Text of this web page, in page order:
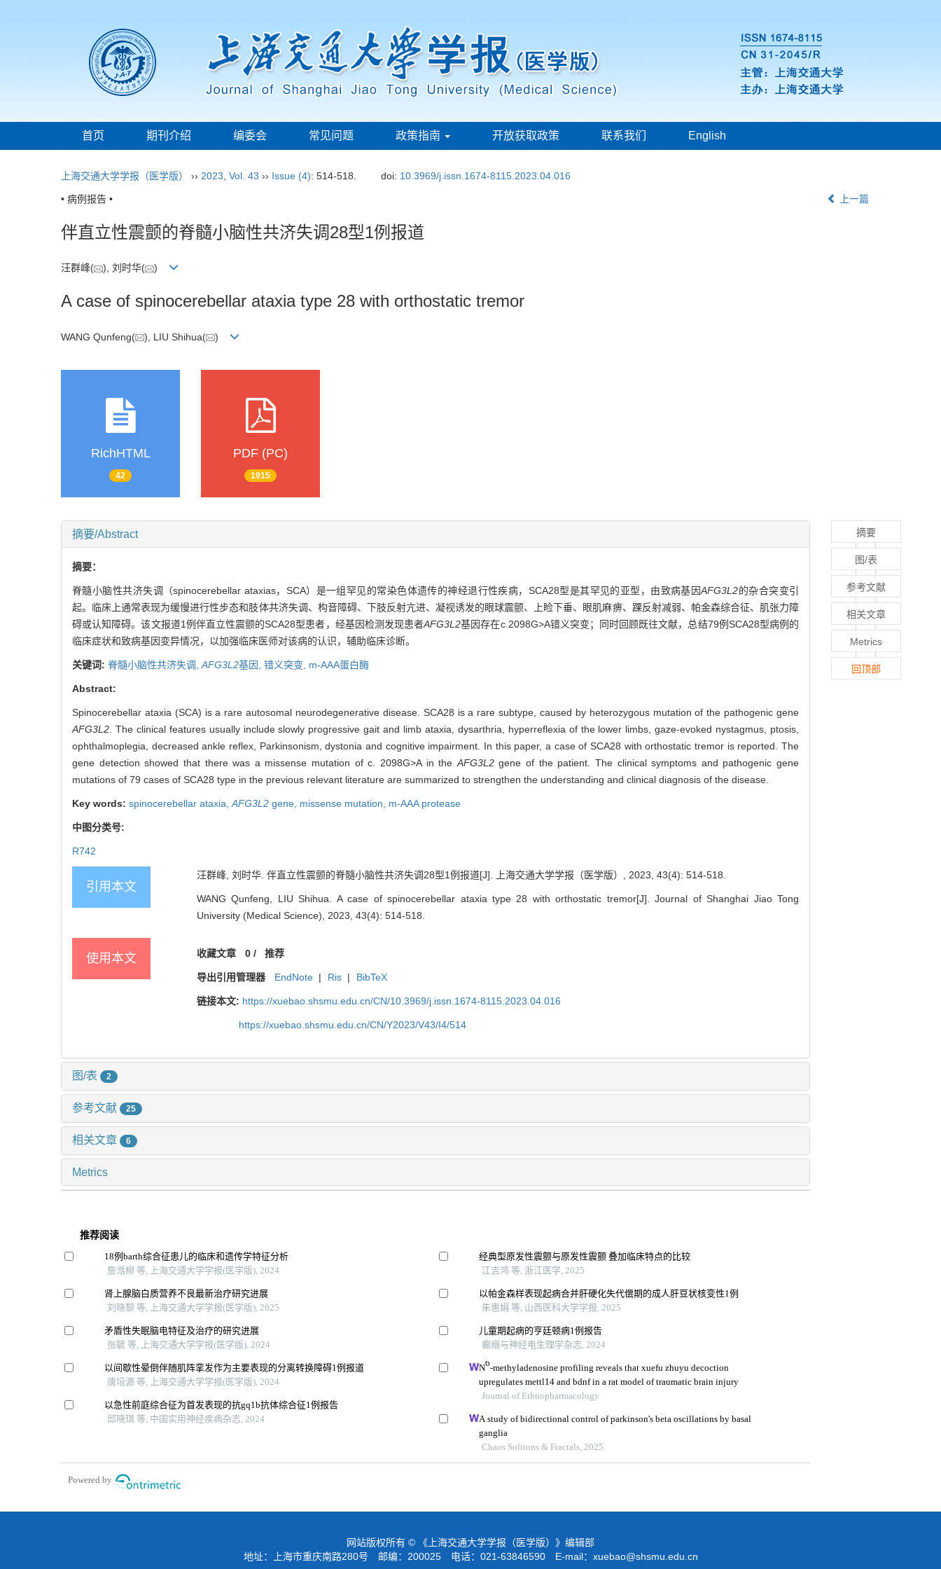
首页 期刊介绍 编委会 常见问题 政策指南 开放获取政策 联系我们 English
上海交通大学学报（医学版） ›› 2023 Vol. 43 ›› Issue (4): 514-518. doi: 10.3969/j.issn.1674-8115.2023.04.016
• 病例报告 • 上一篇
伴直立性震颤的脊髓小脑性共济失调28型1例报道
汪群峰( ), 刘时华( )
A case of spinocerebellar ataxia type 28 with orthostatic tremor
WANG Qunfeng( ), LIU Shihua( )
RichHTML
42
PDF (PC)
1915
摘要/Abstract
摘要：
脊髓小脑性共济失调（spinocerebellar ataxias，SCA）是一组罕见的常染色体遗传的神经退行性疾病，SCA28型是其罕见的亚型，由致病基因AFG3L2的杂合突变引
起。临床上通常表现为缓慢进行性步态和肢体共济失调、构音障碍、下肢反射亢进、凝视诱发的眼球震颤、上睑下垂、眼肌麻痹、踝反射减弱、帕金森综合征、肌张力障
碍或认知障碍。该文报道1例伴直立性震颤的SCA28型患者，经基因检测发现患者AFG3L2基因存在c.2098G>A错义突变；同时回顾既往文献，总结79例SCA28型病例的
临床症状和致病基因变异情况，以加强临床医师对该病的认识，辅助临床诊断。
关键词: 脊髓小脑性共济失调,AFG3L2基因, 错义突变, m-AAA蛋白酶
Abstract:
Spinocerebellar ataxia (SCA) is a rare autosomal neurodegenerative disease. SCA28 is a rare subtype, caused by heterozygous mutation of the pathogenic gene
AFG3L2. The clinical features usually include slowly progressive gait and limb ataxia, dysarthria, hyperreflexia of the lower limbs, gaze-evoked nystagmus, ptosis,
ophthalmoplegia, decreased ankle reflex, Parkinsonism, dystonia and cognitive impairment. In this paper, a case of SCA28 with orthostatic tremor is reported. The
gene detection showed that there was a missense mutation of c. 2098G>A in theAFG3L2gene of the patient. The clinical symptoms and pathogenic gene
mutations of 79 cases of SCA28 type in the previous relevant literature are summarized to strengthen the understanding and clinical diagnosis of the disease.
Key words: spinocerebellar ataxia,AFG3L2 gene, missense mutation, m-AAA protease
中图分类号:
R742
引用本文
汪群峰, 刘时华. 伴直立性震颤的脊髓小脑性共济失调28型1例报道[J]. 上海交通大学学报（医学版）, 2023, 43(4): 514-518.
WANG Qunfeng, LIU Shihua. A case of spinocerebellar ataxia type 28 with orthostatic tremor[J]. Journal of Shanghai Jiao Tong
University (Medical Science), 2023, 43(4): 514-518.
使用本文 收藏文章 0/ 推荐
导出引用管理器 EndNote | Ris | BibTeX
链接本文: https://xuebao.shsmu.edu.cn/CN/10.3969/j.issn.1674-8115.2023.04.016
https://xuebao.shsmu.edu.cn/CN/Y2023/V43/I4/514
图/表 2
参考文献 25
相关文章 6
Metrics
推荐阅读
18例barth综合征患儿的临床和遗传学特征分析
詹湉柳 等, 上海交通大学学报(医学版), 2024
肾上腺脑白质营养不良最新治疗研究进展
刘晓黎 等, 上海交通大学学报(医学版), 2025
矛盾性失眠脑电特征及治疗的研究进展
张毓 等, 上海交通大学学报(医学版), 2024
以间歇性晕倒伴随肌阵挛发作为主要表现的分离转换障碍1例报道
唐培源 等, 上海交通大学学报(医学版), 2024
以急性前庭综合征为首发表现的抗gq1b抗体综合征1例报告
邱晓琪 等, 中国实用神经疾病杂志, 2024
经典型原发性震颤与原发性震颤 叠加临床特点的比较
江吉鸿 等, 浙江医学, 2025
以帕金森样表现起病合并肝硬化失代偿期的成人肝豆状核变性1例
朱惠娟 等, 山西医科大学学报, 2025
儿童期起病的亨廷顿病1例报告
癫癎与神经电生理学杂志, 2024
N6-methyladenosine profiling reveals that xuefu zhuyu decoction
upregulates mettl14 and bdnf in a rat model of traumatic brain injury
Journal of Ethnopharmacology
A study of bidirectional control of parkinson's beta oscillations by basal
ganglia
Chaos Solitons & Fractals, 2025
Powered by
摘要
图/表
参考文献
相关文章
Metrics
回顶部
网站版权所有 © 《上海交通大学学报（医学版）》编辑部
地址：上海市重庆南路280号 邮编：200025 电话：021-63846590 E-mail： xuebao@shsmu.edu.cn